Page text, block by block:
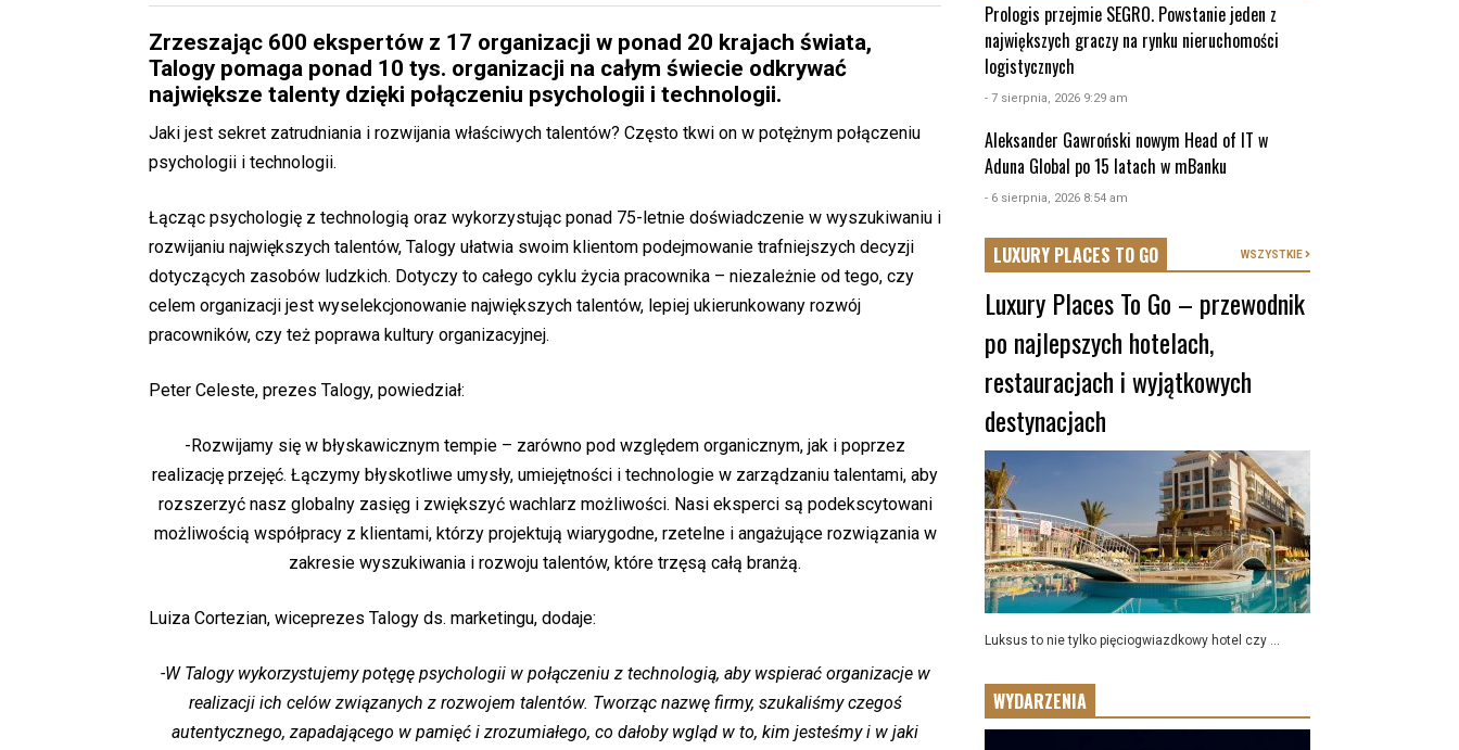
Zrzeszając 600 ekspertów z 17 organizacji w ponad 20 krajach świata,
Talogy pomaga ponad 10 tys. organizacji na całym świecie odkrywać
największe talenty dzięki połączeniu psychologii i technologii.
Jaki jest sekret zatrudniania i rozwijania właściwych talentów? Często tkwi on w potężnym połączeniu
psychologii i technologii.
Łącząc psychologię z technologią oraz wykorzystując ponad 75-letnie doświadczenie w wyszukiwaniu i
rozwijaniu największych talentów, Talogy ułatwia swoim klientom podejmowanie trafniejszych decyzji
dotyczących zasobów ludzkich. Dotyczy to całego cyklu życia pracownika – niezależnie od tego, czy
celem organizacji jest wyselekcjonowanie największych talentów, lepiej ukierunkowany rozwój
pracowników, czy też poprawa kultury organizacyjnej.
Peter Celeste, prezes Talogy, powiedział:
-Rozwijamy się w błyskawicznym tempie – zarówno pod względem organicznym, jak i poprzez
realizację przejęć. Łączymy błyskotliwe umysły, umiejętności i technologie w zarządzaniu talentami, aby
rozszerzyć nasz globalny zasięg i zwiększyć wachlarz możliwości. Nasi eksperci są podekscytowani
możliwością współpracy z klientami, którzy projektują wiarygodne, rzetelne i angażujące rozwiązania w
zakresie wyszukiwania i rozwoju talentów, które trzęsą całą branżą.
Luiza Cortezian, wiceprezes Talogy ds. marketingu, dodaje:
-W Talogy wykorzystujemy potęgę psychologii w połączeniu z technologią, aby wspierać organizacje w
realizacji ich celów związanych z rozwojem talentów. Tworząc nazwę firmy, szukaliśmy czegoś
autentycznego, zapadającego w pamięć i zrozumiałego, co dałoby wgląd w to, kim jesteśmy i w jaki
Prologis przejmie SEGRO. Powstanie jeden z
największych graczy na rynku nieruchomości
logistycznych
- 7 sierpnia, 2026 9:29 am
Aleksander Gawroński nowym Head of IT w
Aduna Global po 15 latach w mBanku
- 6 sierpnia, 2026 8:54 am
LUXURY PLACES TO GO WSZYSTKIE
Luxury Places To Go – przewodnik
po najlepszych hotelach,
restauracjach i wyjątkowych
destynacjach
Luksus to nie tylko pięciogwiazdkowy hotel czy ...
WYDARZENIA